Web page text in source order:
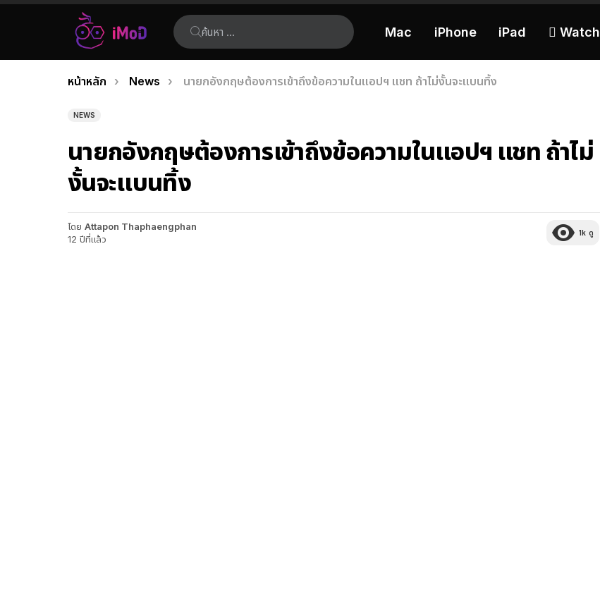
ค้นหา:
Mac iPhone iPad  Watch
เรื่อง
ล่าสุด
คุณอยู่ที่นี่:
หน้าหลัก News นายกอังกฤษต้องการเข้าถึงข้อความในแอปฯ แชท ถ้าไม่งั้นจะแบนทิ้ง
NEWS
นายกอังกฤษต้องการเข้าถึงข้อความในแอปฯ แชท ถ้าไม่
งั้นจะแบนทิ้ง
โดย Attapon Thaphaengphan
12 ปีที่แล้ว
1k ดู